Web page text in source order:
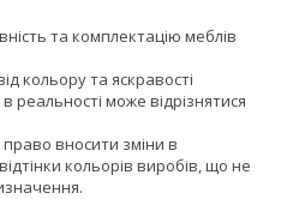
та комплектацію меблів
кольору та яскравості
реальності може відрізнятися
вносити зміни в
кольорів виробів, що не